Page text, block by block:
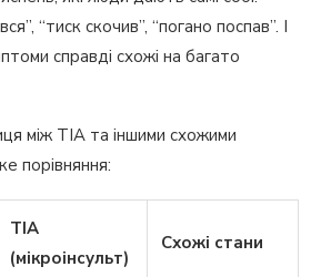
“тиск скочив”, “погано поспав”. І
справді схожі на багато
між ТІА та іншими схожими
порівняння:
ТІА
(мікроінсульт)
Схожі стани